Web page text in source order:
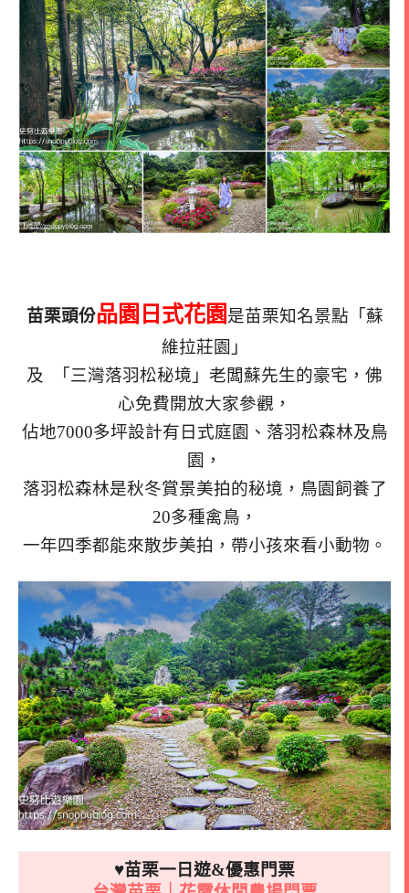
苗栗頭份品園日式花園是苗栗知名景點「蘇
維拉莊園」
及 「三灣落羽松秘境」老闆蘇先生的豪宅，佛
心免費開放大家參觀，
佔地7000多坪設計有日式庭園、落羽松森林及鳥
園，
落羽松森林是秋冬賞景美拍的秘境，鳥園飼養了
20多種禽鳥，
一年四季都能來散步美拍，帶小孩來看小動物。
♥苗栗一日遊&優惠門票